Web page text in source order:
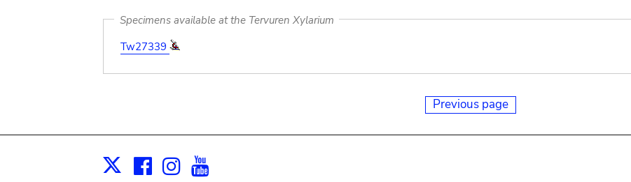
Specimens available at the Tervuren Xylarium
Tw27339
Previous page
X Facebook
Instagram